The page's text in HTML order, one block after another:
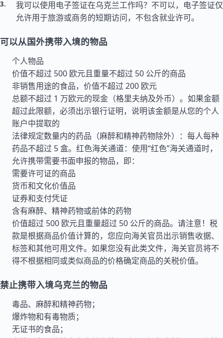
我可以使用电子签证在乌克兰工作吗？不可以，电子签证仅
允许用于旅游或商务的短期访问，不包含就业许可。
可以从国外携带入境的物品
个人物品
价值不超过 500 欧元且重量不超过 50 公斤的商品
非销售用途的食品，价值不超过 200 欧元
总额不超过 1 万欧元的现金（格里夫纳及外币）。如果金额
超过此限额，必须出示银行证明，说明该金额是从您的个人
账户中提取的
法律规定数量内的药品（麻醉和精神药物除外）：每人每种
药品不超过 5 盒。红色海关通道：使用“红色”海关通道时，
允许携带需要书面申报的物品，即：
需要许可证的商品
货币和文化价值品
证券和支付凭证
含有麻醉、精神药物或前体的药物
价值超过 500 欧元且重量超过 50 公斤的商品。请注意！税
款是根据商品价值计算的，您应向海关官员出示销售收据、
标签和其他可用文件。如果您没有此类文件，海关官员将不
得不根据相同或类似商品的价格确定商品的关税价值。
禁止携带入境乌克兰的物品
毒品、麻醉和精神药物；
爆炸物和有毒物质；
无证书的食品；